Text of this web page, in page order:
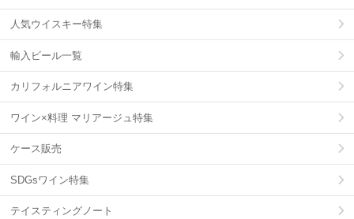
人気ウイスキー特集
輸入ビール一覧
カリフォルニアワイン特集
ワイン×料理 マリアージュ特集
ケース販売
SDGsワイン特集
テイスティングノート